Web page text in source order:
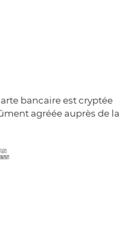
bancaire est cryptée
agréée auprès de la